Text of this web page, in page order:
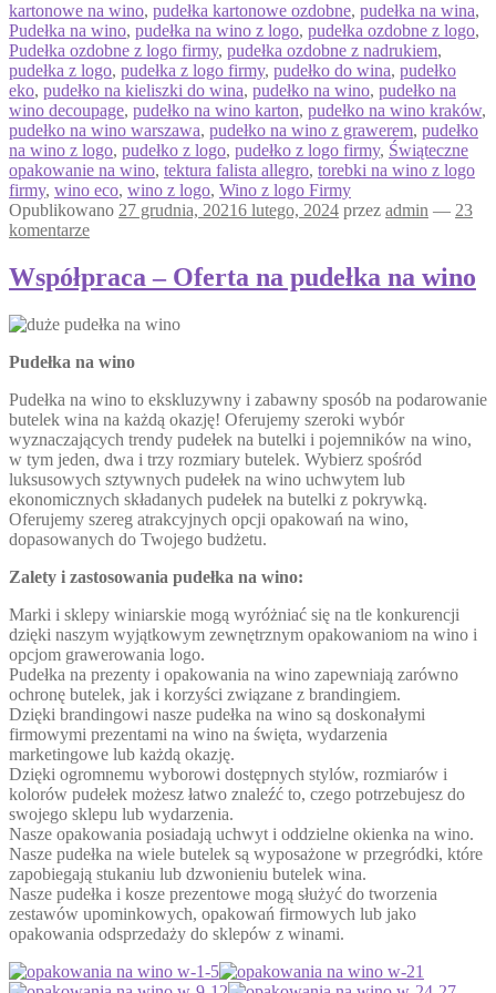
kartonowe na wino, pudełka kartonowe ozdobne, pudełka na wina,
Pudełka na wino, pudełka na wino z logo, pudełka ozdobne z logo,
Pudełka ozdobne z logo firmy, pudełka ozdobne z nadrukiem,
pudełka z logo, pudełka z logo firmy, pudełko do wina, pudełko
eko, pudełko na kieliszki do wina, pudełko na wino, pudełko na
wino decoupage, pudełko na wino karton, pudełko na wino kraków,
pudełko na wino warszawa, pudełko na wino z grawerem, pudełko
na wino z logo, pudełko z logo, pudełko z logo firmy, Świąteczne
opakowanie na wino, tektura falista allegro, torebki na wino z logo
firmy, wino eco, wino z logo, Wino z logo Firmy
Opublikowano 27 grudnia, 20216 lutego, 2024 przez admin — 23
komentarze
Współpraca – Oferta na pudełka na wino
Pudełka na wino
Pudełka na wino to ekskluzywny i zabawny sposób na podarowanie
butelek wina na każdą okazję! Oferujemy szeroki wybór
wyznaczających trendy pudełek na butelki i pojemników na wino,
w tym jeden, dwa i trzy rozmiary butelek. Wybierz spośród
luksusowych sztywnych pudełek na wino uchwytem lub
ekonomicznych składanych pudełek na butelki z pokrywką.
Oferujemy szereg atrakcyjnych opcji opakowań na wino,
dopasowanych do Twojego budżetu.
Zalety i zastosowania pudełka na wino:
Marki i sklepy winiarskie mogą wyróżniać się na tle konkurencji
dzięki naszym wyjątkowym zewnętrznym opakowaniom na wino i
opcjom grawerowania logo.
Pudełka na prezenty i opakowania na wino zapewniają zarówno
ochronę butelek, jak i korzyści związane z brandingiem.
Dzięki brandingowi nasze pudełka na wino są doskonałymi
firmowymi prezentami na wino na święta, wydarzenia
marketingowe lub każdą okazję.
Dzięki ogromnemu wyborowi dostępnych stylów, rozmiarów i
kolorów pudełek możesz łatwo znaleźć to, czego potrzebujesz do
swojego sklepu lub wydarzenia.
Nasze opakowania posiadają uchwyt i oddzielne okienka na wino.
Nasze pudełka na wiele butelek są wyposażone w przegródki, które
zapobiegają stukaniu lub dzwonieniu butelek wina.
Nasze pudełka i kosze prezentowe mogą służyć do tworzenia
zestawów upominkowych, opakowań firmowych lub jako
opakowania odsprzedaży do sklepów z winami.